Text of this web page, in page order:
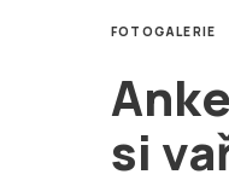
si
FOTOGALERIE